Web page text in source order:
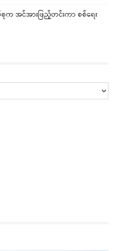
စုက အင်အားဖြည့်တင်းကာ စစ်ရေး